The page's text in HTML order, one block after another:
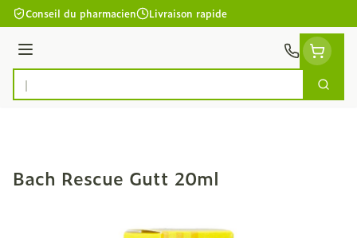
Aller au contenu
Conseil du pharmacien Livraison rapide
Menu
Rechercher
Bach Rescue Gutt 20ml